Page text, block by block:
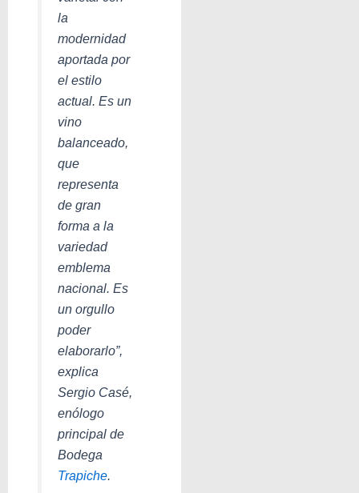
la
modernidad
aportada por
el estilo
actual. Es un
vino
balanceado,
que
representa
de gran
forma a la
variedad
emblema
nacional. Es
un orgullo
poder
elaborarlo”,
explica
Sergio Casé,
enólogo
principal de
Bodega
Trapiche.